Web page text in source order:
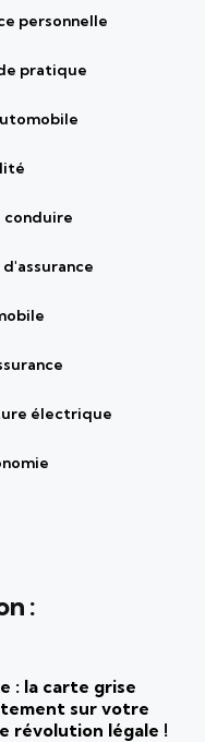
personnelle
pratique
conduire
électrique
:
: la carte grise
sur votre
révolution légale !